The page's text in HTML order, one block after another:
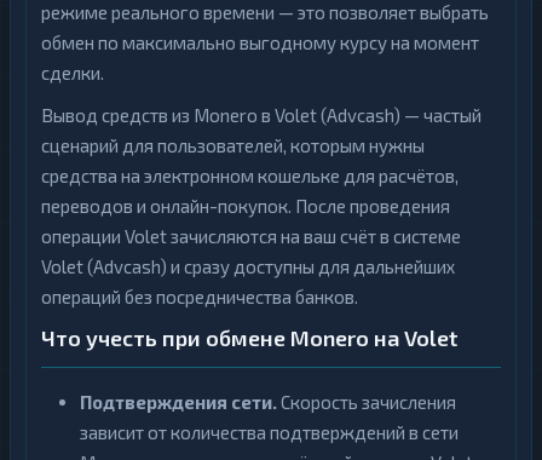
режиме реального времени — это позволяет выбрать
обмен по максимально выгодному курсу на момент
сделки.
Вывод средств из Monero в Volet (Advcash) — частый
сценарий для пользователей, которым нужны
средства на электронном кошельке для расчётов,
переводов и онлайн-покупок. После проведения
операции Volet зачисляются на ваш счёт в системе
Volet (Advcash) и сразу доступны для дальнейших
операций без посредничества банков.
Что учесть при обмене Monero на Volet
Подтверждения сети.Скорость зачисления
зависит от количества подтверждений в сети